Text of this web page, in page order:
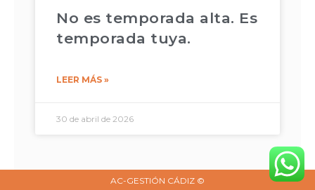
No es temporada alta. Es
temporada tuya.
LEER MÁS »
30 de abril de 2026
AC-GESTIÓN CÁDIZ ©